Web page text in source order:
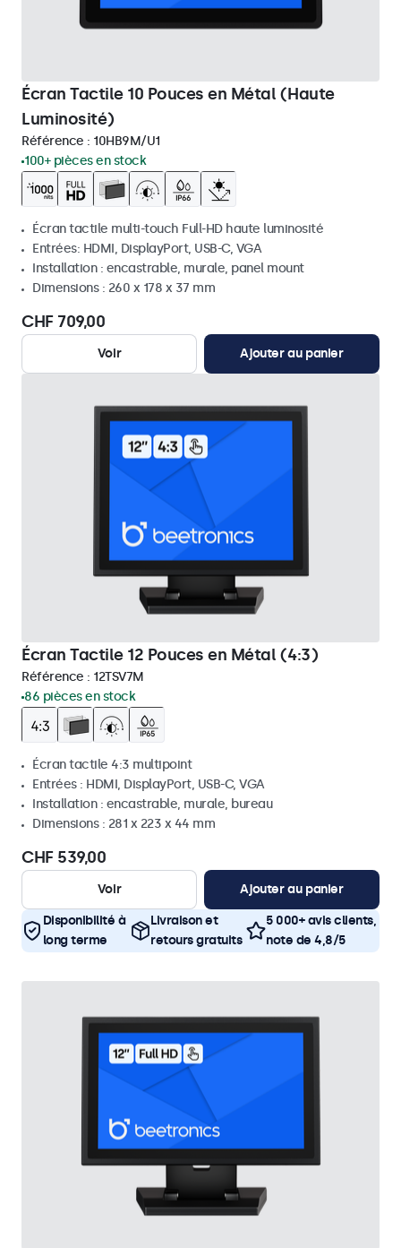
Écran Tactile 10 Pouces en Métal (Haute
Luminosité)
Référence : 10HB9M/U1
100+ pièces en stock
Écran tactile multi-touch Full-HD haute luminosité
Entrées: HDMI, DisplayPort, USB-C, VGA
Installation : encastrable, murale, panel mount
Dimensions : 260 x 178 x 37 mm
CHF 709,00
Voir Ajouter au panier
Écran Tactile 12 Pouces en Métal (4:3)
Référence : 12TSV7M
86 pièces en stock
Écran tactile 4:3 multipoint
Entrées : HDMI, DisplayPort, USB-C, VGA
Installation : encastrable, murale, bureau
Dimensions : 281 x 223 x 44 mm
CHF 539,00
Voir Ajouter au panier
Disponibilité à
long terme
Livraison et
retours gratuits
5 000+ avis clients,
note de 4,8/5